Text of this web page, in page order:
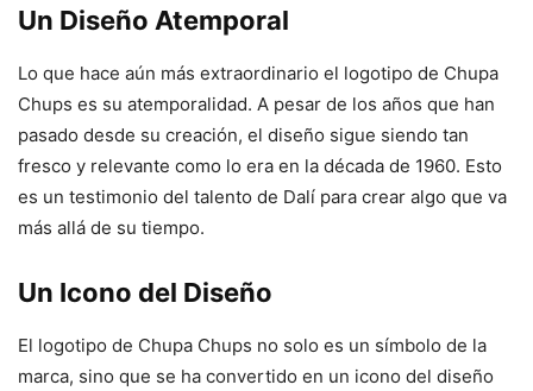
Un Diseño Atemporal
Lo que hace aún más extraordinario el logotipo de Chupa
Chups es su atemporalidad. A pesar de los años que han
pasado desde su creación, el diseño sigue siendo tan
fresco y relevante como lo era en la década de 1960. Esto
es un testimonio del talento de Dalí para crear algo que va
más allá de su tiempo.
Un Icono del Diseño
El logotipo de Chupa Chups no solo es un símbolo de la
marca, sino que se ha convertido en un icono del diseño